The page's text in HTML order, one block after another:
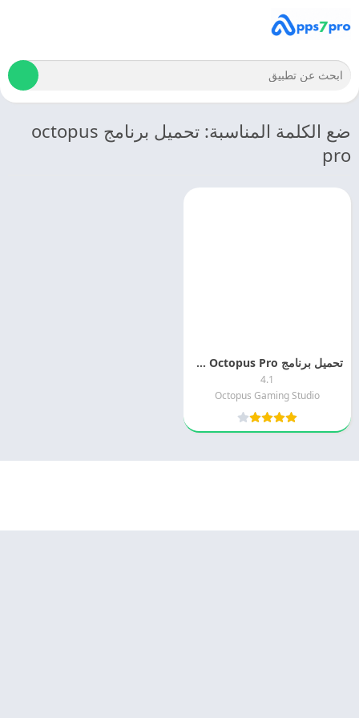
ضع الكلمة المناسبة: تحميل برنامج octopus
pro
تحميل برنامج Octopus Pro مهكر 2026 اخر اصدار رمجانا
4.1
Octopus Gaming Studio